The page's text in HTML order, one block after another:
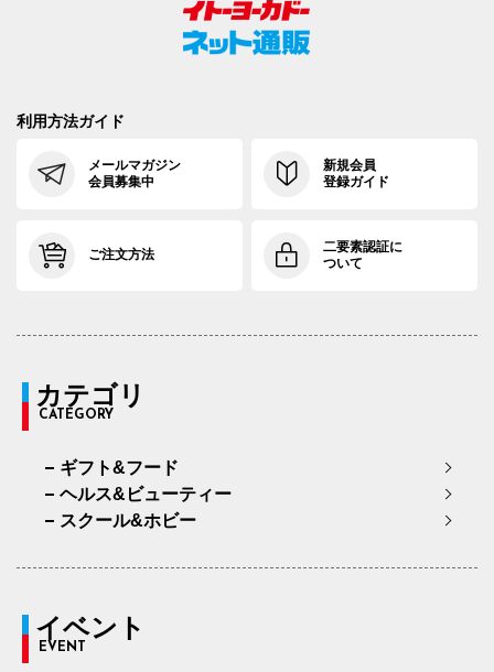
利用方法ガイド
メールマガジン
会員募集中
新規会員
登録ガイド
ご注文方法
二要素認証に
ついて
カテゴリ
CATEGORY
ギフト&フード
ヘルス&ビューティー
スクール&ホビー
イベント
EVENT